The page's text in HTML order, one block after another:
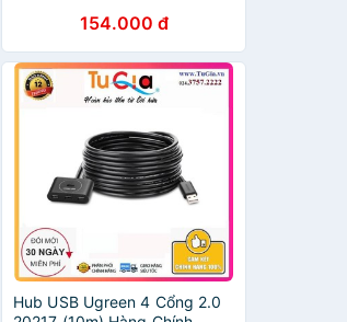
154.000 đ
Hub USB Ugreen 4 Cổng 2.0